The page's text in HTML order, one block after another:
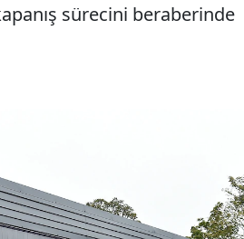
sürecini beraberinde